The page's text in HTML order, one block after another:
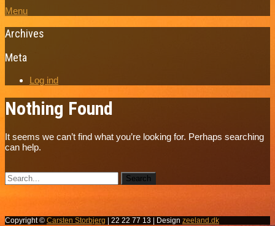
Menu
Archives
Meta
Log ind
Nothing Found
It seems we can’t find what you’re looking for. Perhaps searching
can help.
Copyright © Carsten Storbjerg | 22 22 77 13 | Design zeeland.dk